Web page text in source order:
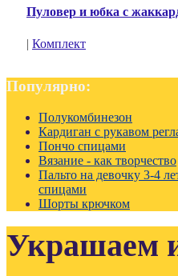
Пуловер и юбка с
| Комплект
Популярно:
Полукомбинезон
Кардиган с рукавом
Пончо спицами
Вязание - как творчество
Пальто на девочку 3-4
спицами
Шорты крючком
Украшаем